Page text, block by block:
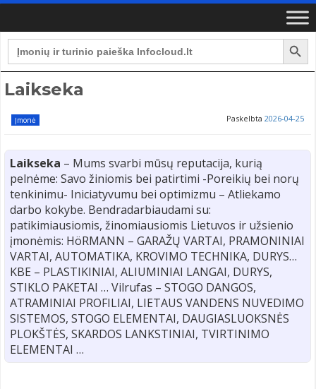
Search
for:
Search Button
Laikseka
Įmonė Paskelbta 2026-04-25
Laikseka – Mums svarbi mūsų reputacija, kurią
pelnėme: Savo žiniomis bei patirtimi -Poreikių bei norų
tenkinimu- Iniciatyvumu bei optimizmu – Atliekamo
darbo kokybe. Bendradarbiaudami su:
patikimiausiomis, žinomiausiomis Lietuvos ir užsienio
įmonėmis: HöRMANN – GARAŽŲ VARTAI, PRAMONINIAI
VARTAI, AUTOMATIKA, KROVIMO TECHNIKA, DURYS…
KBE – PLASTIKINIAI, ALIUMINIAI LANGAI, DURYS,
STIKLO PAKETAI … Vilrufas – STOGO DANGOS,
ATRAMINIAI PROFILIAI, LIETAUS VANDENS NUVEDIMO
SISTEMOS, STOGO ELEMENTAI, DAUGIASLUOKSNĖS
PLOKŠTĖS, SKARDOS LANKSTINIAI, TVIRTINIMO
ELEMENTAI …